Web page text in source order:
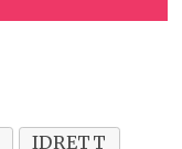
IDRETT